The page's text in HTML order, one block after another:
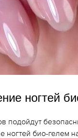
ногтей
подойдут
ногтей био-гелем